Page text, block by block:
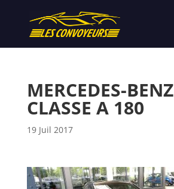
MERCEDES-BENZ
CLASSE A 180
19 Juil 2017